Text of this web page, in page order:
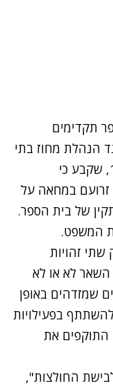
תקדימים
הנהלת מחוז בתי
הספר של קהילת דה מוין משנת 1969, שקבע כי
זרועם במחאה על
של בית הספר.
המשפט.
זהויות
השאר לא או לא
שמזדהים באופן
בפעילויות
את
החולצות",